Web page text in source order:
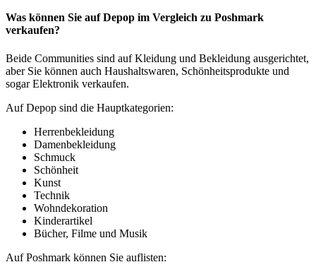
Was können Sie auf Depop im Vergleich zu Poshmark
verkaufen?
Beide Communities sind auf Kleidung und Bekleidung ausgerichtet,
aber Sie können auch Haushaltswaren, Schönheitsprodukte und
sogar Elektronik verkaufen.
Auf Depop sind die Hauptkategorien:
Herrenbekleidung
Damenbekleidung
Schmuck
Schönheit
Kunst
Technik
Wohndekoration
Kinderartikel
Bücher, Filme und Musik
Auf Poshmark können Sie auflisten: